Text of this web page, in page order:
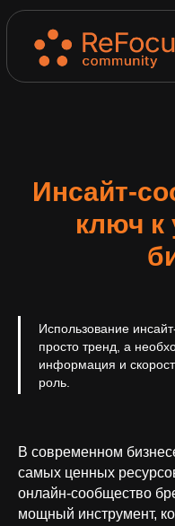
Инсайт-
ключ
Использование
просто тренд, а
информация и
роль.
В современном
самых ценных
онлайн-сообщество
мощный инструмент,